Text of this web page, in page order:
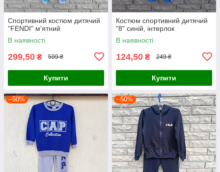
Спортивний костюм дитячий
"FENDI" м'ятний
В наявності
299,50 ₴ 599 ₴
Купити
Костюм спортивний дитячий
"8" синій, інтерлок
В наявності
124,50 ₴ 249 ₴
Купити
–50% –50%